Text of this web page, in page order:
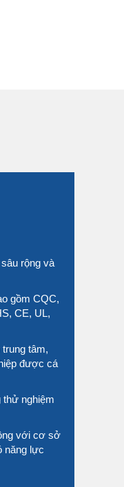
rộng và
gồm CQC,
CE, UL,
tâm,
được cá
thử nghiệm
với cơ sở
năng lực